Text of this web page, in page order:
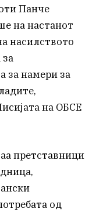
Панче
на настанот
насилството
за намери за
на ОБСЕ
претставници
од